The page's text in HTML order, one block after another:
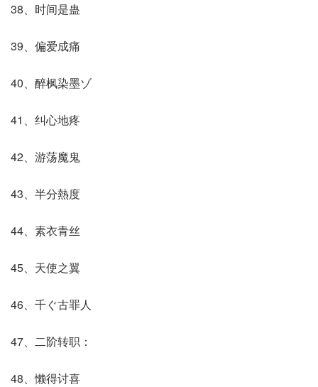
38、时间是蛊
39、偏爱成痛
40、醉枫染墨ゾ
41、纠心地疼
42、游荡魔鬼
43、半分熱度
44、素衣青丝
45、天使之翼
46、千ぐ古罪人
47、二阶转职：
48、懒得讨喜